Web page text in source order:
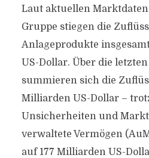
Laut aktuellen
Gruppe stiegen die
Anlageprodukte
US-Dollar. Über die
summieren sich die
Milliarden US-Dollar –
Unsicherheiten und
verwaltete Vermögen
auf 177 Milliarden US-